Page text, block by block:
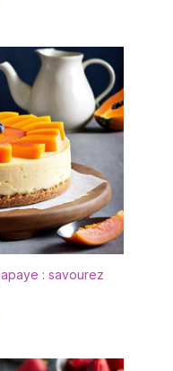
ou desserts.
pour café,
& boissons –
comme
café longue,
longue ou
glace, ce lot de
est idéal pour
coupes
cocktails ou
Parfait pour
buffet,
réception
& entretien
passent au
: savourez